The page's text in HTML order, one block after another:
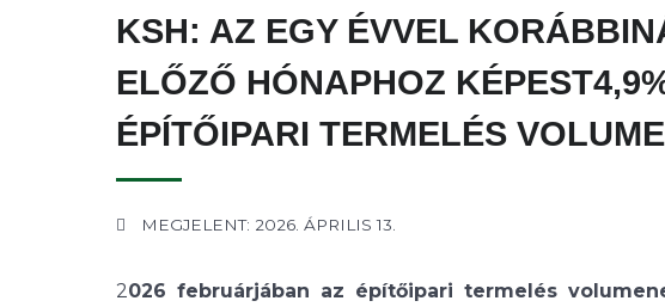
KSH: AZ EGY ÉVVEL
ELŐZŐ HÓNAPHOZ
ÉPÍTŐIPARI TERMELÉS
MEGJELENT: 2026. ÁPRILIS 13.
2026 februárjában az építőipari termelés